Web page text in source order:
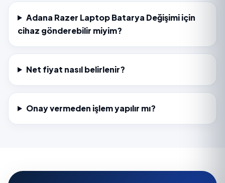
Adana Razer Laptop Batarya Değişimi için
cihaz gönderebilir miyim?
Net fiyat nasıl belirlenir?
Onay vermeden işlem yapılır mı?